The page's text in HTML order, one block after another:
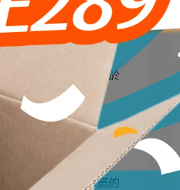
，避免肥胖問題，對於
期食用澱粉及醣量高的